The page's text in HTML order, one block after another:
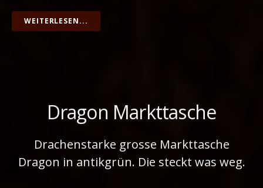
WEITERLESEN...
Dragon Markttasche
Drachenstarke grosse Markttasche
Dragon in antikgrün. Die steckt was weg.